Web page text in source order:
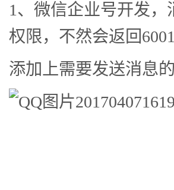
1、微信企业号开发
权限，不然会返回
添加上需要发送消息